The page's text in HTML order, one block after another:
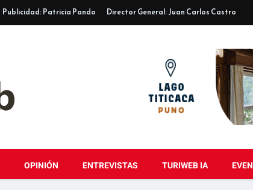
Publicidad: Patricia Pando Director General: Juan Carlos Castro
OPINIÓN ENTREVISTAS TURIWEB IA